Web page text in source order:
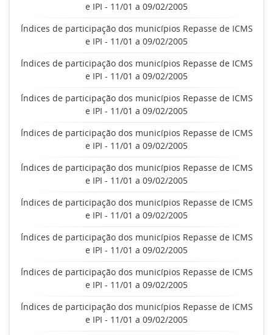
e IPI - 11/01 a 09/02/2005
Índices de participação dos municípios Repasse de ICMS
e IPI - 11/01 a 09/02/2005
Índices de participação dos municípios Repasse de ICMS
e IPI - 11/01 a 09/02/2005
Índices de participação dos municípios Repasse de ICMS
e IPI - 11/01 a 09/02/2005
Índices de participação dos municípios Repasse de ICMS
e IPI - 11/01 a 09/02/2005
Índices de participação dos municípios Repasse de ICMS
e IPI - 11/01 a 09/02/2005
Índices de participação dos municípios Repasse de ICMS
e IPI - 11/01 a 09/02/2005
Índices de participação dos municípios Repasse de ICMS
e IPI - 11/01 a 09/02/2005
Índices de participação dos municípios Repasse de ICMS
e IPI - 11/01 a 09/02/2005
Índices de participação dos municípios Repasse de ICMS
e IPI - 11/01 a 09/02/2005